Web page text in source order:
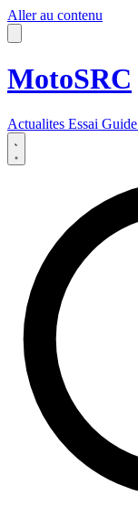
Aller au contenu
MotoSRC
Actualites Essai Guide